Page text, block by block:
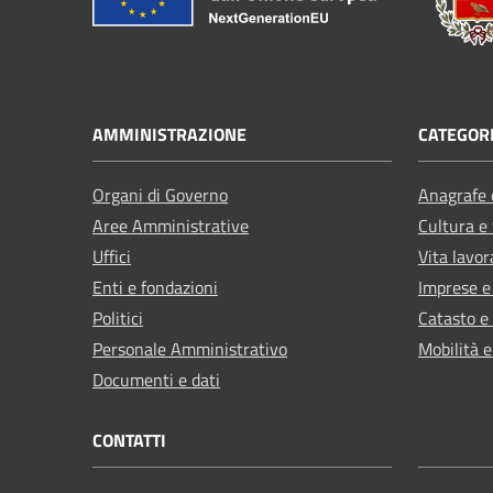
AMMINISTRAZIONE
Organi di Governo
Aree Amministrative
Uffici
Enti e fondazioni
Politici
Personale Amministrativo
Documenti e dati
Cultura
Vita
Imprese
Catasto
Mobilità
CONTATTI